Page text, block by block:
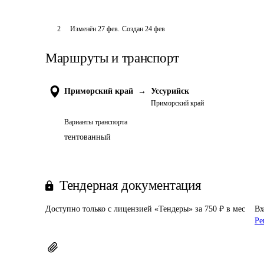
2 Изменён 27 фев. Создан 24 фев
Маршруты и транспорт
Приморский край → Уссурийск
Приморский край
Варианты транспорта
тентованный
Тендерная документация
Доступно только с лицензией «Тендеры» за 750 ₽ в мес